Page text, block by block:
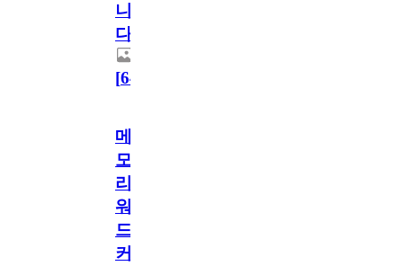
니
다.
[64
메
모
리
워
드
커